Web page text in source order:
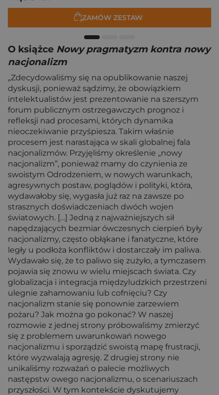
ZAMÓW ZESTAW
O książce Nowy pragmatyzm kontra nowy
nacjonalizm
„Zdecydowaliśmy się na opublikowanie naszej
dyskusji, ponieważ sądzimy, że obowiązkiem
intelektualistów jest prezentowanie na szerszym
forum publicznym ostrzegawczych prognoz i
refleksji nad procesami, których dynamika
nieoczekiwanie przyśpiesza. Takim właśnie
procesem jest narastająca w skali globalnej fala
nacjonalizmów. Przyjęliśmy określenie „nowy
nacjonalizm”, ponieważ mamy do czynienia ze
swoistym Odrodzeniem, w nowych warunkach,
agresywnych postaw, poglądów i polityki, która,
wydawałoby się, wygasła już raz na zawsze po
strasznych doświadczeniach dwóch wojen
światowych. […] Jedną z najważniejszych sił
napędzających bezmiar ówczesnych cierpień były
nacjonalizmy, często obłąkane i fanatyczne, które
legły u podłoża konfliktów i dostarczały im paliwa.
Wydawało się, że to paliwo się zużyło, a tymczasem
pojawia się znowu w wielu miejscach świata. Czy
globalizacja i integracja międzyludzkich przestrzeni
ulegnie zahamowaniu lub cofnięciu? Czy
nacjonalizm stanie się ponownie zarzewiem
pożaru? Jak można go pokonać? W naszej
rozmowie z jednej strony próbowaliśmy zmierzyć
się z problemem uwarunkowań nowego
nacjonalizmu i sporządzić swoistą mapę frustracji,
które wyzwalają agresję. Z drugiej strony nie
unikaliśmy rozważań o palecie możliwych
następstw owego nacjonalizmu, o scenariuszach
przyszłości. W tym kontekście dyskutujemy